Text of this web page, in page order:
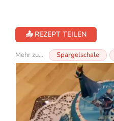
📤 REZEPT TEILEN
Mehr zu... Spargelschale